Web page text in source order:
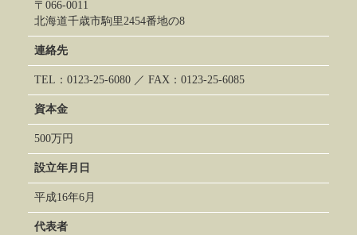
〒066-0011
北海道千歳市駒里2454番地の8
連絡先
TEL：0123-25-6080 ／ FAX：0123-25-6085
資本金
500万円
設立年月日
平成16年6月
代表者